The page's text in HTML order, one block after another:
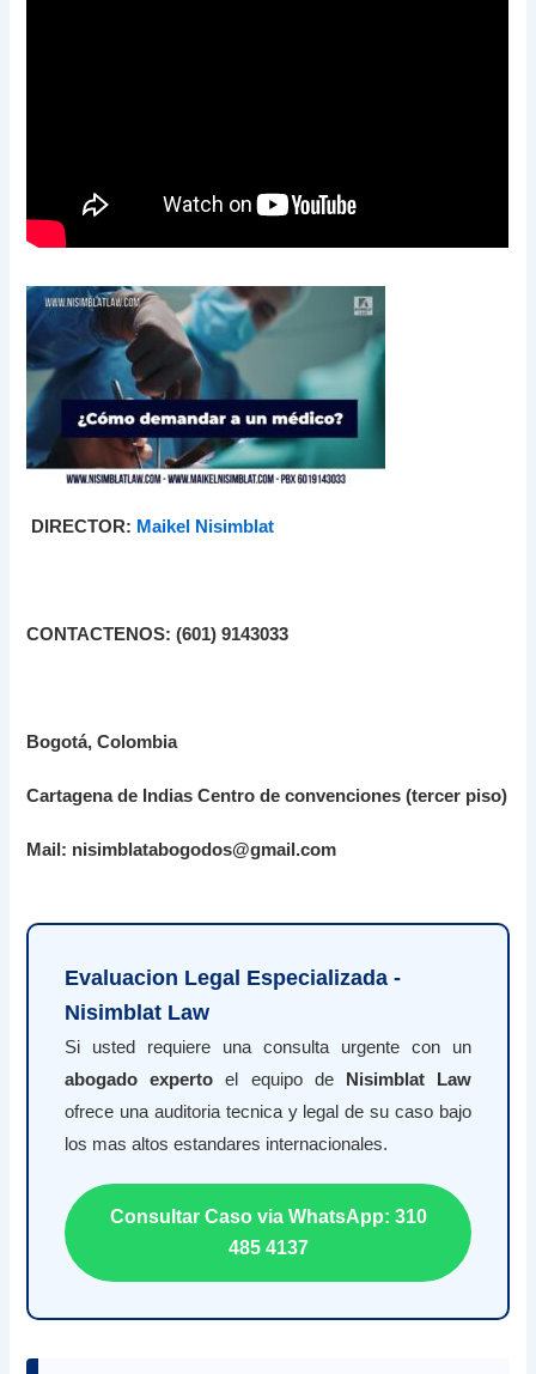
DIRECTOR: Maikel Nisimblat
CONTACTENOS: (601) 9143033
Bogotá, Colombia
Cartagena de Indias Centro de convenciones (tercer piso)
Mail: nisimblatabogodos@gmail.com
Evaluacion Legal Especializada -
Nisimblat Law
Si usted requiere una consulta urgente con un
abogado experto el equipo de Nisimblat Law
ofrece una auditoria tecnica y legal de su caso bajo
los mas altos estandares internacionales.
Consultar Caso via WhatsApp: 310
485 4137